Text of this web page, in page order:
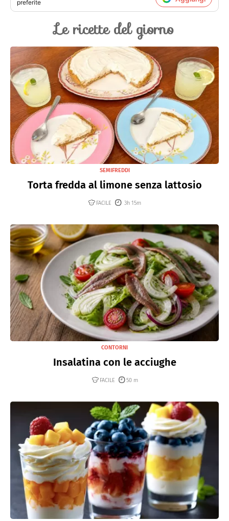
preferite
Le ricette del giorno
SEMIFREDDI
Torta fredda al limone senza lattosio
FACILE 3h 15m
CONTORNI
Insalatina con le acciughe
FACILE 50 m